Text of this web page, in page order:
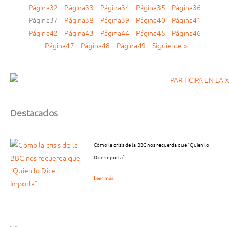
Página32 Página33 Página34 Página35 Página36
Página37 Página38 Página39 Página40 Página41
Página42 Página43 Página44 Página45 Página46
Página47 Página48 Página49 Siguiente »
Destacados
Cómo la crisis de la BBC nos recuerda que “Quien lo
Dice Importa”
Leer más